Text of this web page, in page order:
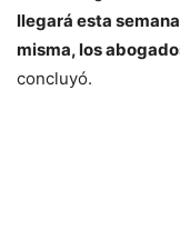
llegará esta
misma, los
concluyó.